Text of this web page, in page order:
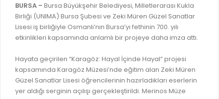
PERFORMANS PROGRAMI
BÜTÇE
KESİN HESAPLAR
GELİR TARİFESİ
ONLİNE KATI ATIK BAŞVURUSU
İTFAİYE OLAY KAYDI BAŞVURUSU
BADEM KAYIT
İHALE İLANLARI
DOĞRUDAN TEMİN İLANLARI
EVRAK TAKİBİ
BURSA – Bursa Büyükşehir Belediyesi, Milletlerarası Kukla
Birliği (UNIMA) Bursa Şubesi ve Zeki Müren Güzel Sanatlar
Lisesi iş birliğiyle Osmanlı’nın Bursa’yı fethinin 700. yılı
etkinlikleri kapsamında anlamlı bir projeye daha imza attı.
Hayata geçirilen “Karagöz: Hayal İçinde Hayal” projesi
kapsamında Karagöz Müzesi’nde eğitim alan Zeki Müren
Güzel Sanatlar Lisesi öğrencilerinin hazırladıkları eserlerin
yer aldığı serginin açılışı gerçekleştirildi. Merinos Müze